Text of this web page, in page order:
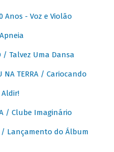
Anos - Voz e Violão
/ Talvez Uma Dansa
NA TERRA / Cariocando
Aldir!
/ Clube Imaginário
/ Lançamento do Álbum